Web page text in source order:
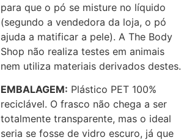
para que o pó se misture no líquido
(segundo a vendedora da loja, o pó
ajuda a matificar a pele). A The Body
Shop não realiza testes em animais
nem utiliza materiais derivados destes.
EMBALAGEM: Plástico PET 100%
reciclável. O frasco não chega a ser
totalmente transparente, mas o ideal
seria se fosse de vidro escuro, já que